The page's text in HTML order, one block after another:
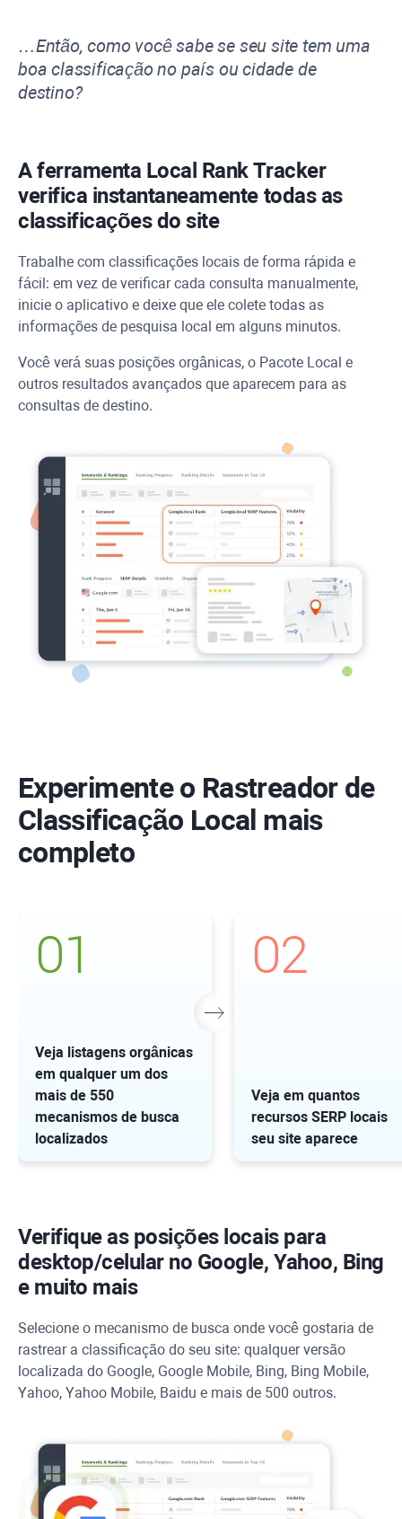
…Então, como você sabe se seu site tem uma
boa classificação no país ou cidade de
destino?
A ferramenta Local Rank Tracker
verifica instantaneamente todas as
classificações do site
Trabalhe com classificações locais de forma rápida e
fácil: em vez de verificar cada consulta manualmente,
inicie o aplicativo e deixe que ele colete todas as
informações de pesquisa local em alguns minutos.
Você verá suas posições orgânicas, o Pacote Local e
outros resultados avançados que aparecem para as
consultas de destino.
Experimente o Rastreador de
Classificação Local mais
completo
01
Veja listagens orgânicas
em qualquer um dos
mais de 550
mecanismos de busca
localizados
02
Veja em quantos
recursos SERP locais
seu site aparece
Verifique as posições locais para
desktop/celular no Google, Yahoo, Bing
e muito mais
Selecione o mecanismo de busca onde você gostaria de
rastrear a classificação do seu site: qualquer versão
localizada do Google, Google Mobile, Bing, Bing Mobile,
Yahoo, Yahoo Mobile, Baidu e mais de 500 outros.